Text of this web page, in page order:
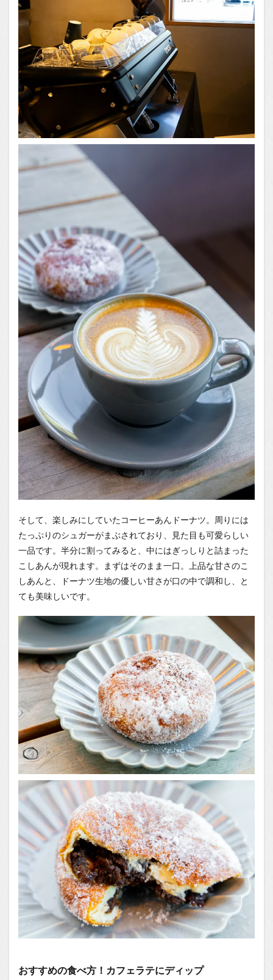
そして、楽しみにしていたコーヒーあんドーナツ。周りには
たっぷりのシュガーがまぶされており、見た目も可愛らしい
一品です。半分に割ってみると、中にはぎっしりと詰まった
こしあんが現れます。まずはそのまま一口。上品な甘さのこ
しあんと、ドーナツ生地の優しい甘さが口の中で調和し、と
ても美味しいです。
おすすめの食べ方！カフェラテにディップ